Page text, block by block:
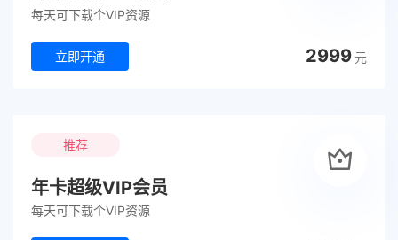
每天可下载个VIP资源
立即开通 2999元
推荐
年卡超级VIP会员
每天可下载个VIP资源